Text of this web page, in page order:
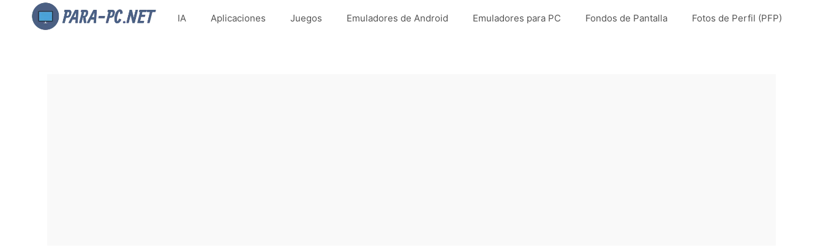
IA Aplicaciones Juegos Emuladores de Android Emuladores para PC Fondos de Pantalla Fotos de Perfil (PFP)